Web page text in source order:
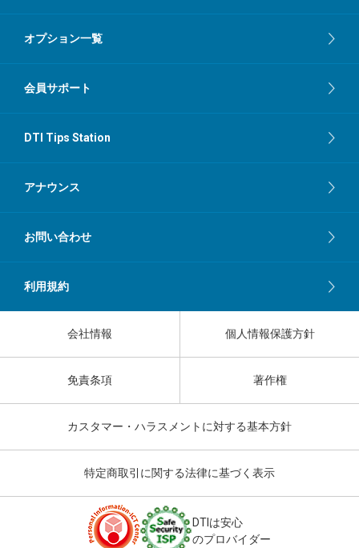
オプション一覧
会員サポート
DTI Tips Station
アナウンス
お問い合わせ
利用規約
会社情報 個人情報保護方針
カスタマー・ハラスメントに対する基本方針
免責条項 著作権
特定商取引に関する法律に基づく表示
DTIは安心
のプロバイダー